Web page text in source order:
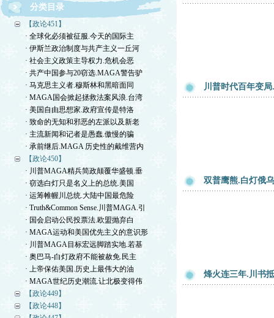
分类目录
【政论451】
· 全球化必须被征服.今天的国际主
· 伊斯兰政治制度与共产主义一丘河
· 社会主义政策主导权力.危机会恶
· 共产中国参与20窃选.MAGA警告驴
· 马克思主义者.穆斯林和黑暗面同
· MAGA国会掀起拯救法案风浪.台湾
· 美国自由思想家.政府宣传是特洛
· 致命的无知和邪恶的左派以及新老
· 主流新闻和记者是愚蠢.傲慢的骗
· 承前继后.MAGA 历史性的戴维营内
【政论450】
· 川普MAGA精兵简政颠覆华盛顿.垂
· 窃选白灯只是名义上的总统.美国
· 运筹帷幄川总统.大陆中国最危险
· Truth&Common Sense.川普MAGA.引
· 国会启动公民投票法.欧盟抛弃白
· MAGA运动和美国优先主义的意识形
· 川普MAGA目标宏远脚踏实地.若基
· 奥巴马-白灯政府不能被赦免.民主
· 上帝保佑美国.历史上最伟大的油
· MAGA世纪历史潮流.让北极变得伟
【政论449】
【政论448】
川普时代百年变
双普鹰熊.白灯俄
烽火连三年.川书